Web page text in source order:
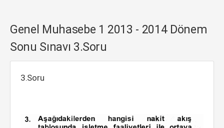
Genel Muhasebe 1 2013 - 2014 Dönem
Sonu Sınavı 3.Soru
3.Soru